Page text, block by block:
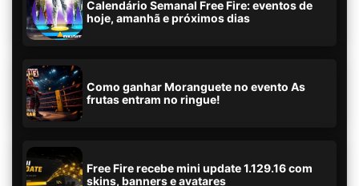
Calendário Semanal Free Fire: eventos de
hoje, amanhã e próximos dias
Como ganhar Moranguete no evento As
frutas entram no ringue!
Free Fire recebe mini update 1.129.16 com
skins, banners e avatares